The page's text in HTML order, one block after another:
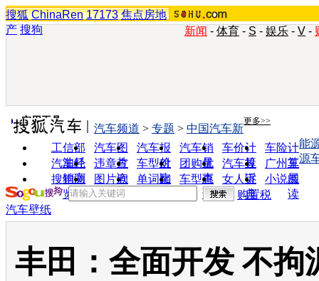
搜狐 ChinaRen 17173 焦点房地
产 搜狗 新闻 - 体育 - S - 娱乐 - V -
实用工具 更多>>
工信部
油耗
汽车图
片
汽车报
价
汽车销
量
车价计
算
车险计
算
汽车经
销商
违章查
询
车型对
比
团购优
惠
汽车投
诉
广州车
展
搜狗浏
览器
图片欣
赏
单词翻
车型查
询
女人宝
典
小说阅
读
汽车频道 > 专题 > 中国汽车新
能
源
购置税
汽车壁纸
丰田：全面开发 不拘